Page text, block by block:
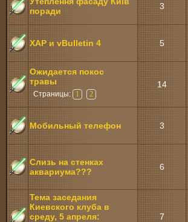
поради
3
XAP и vBulletin 4 5
Ожидается покос
травы
Страницы: 1 2
14
Мобильный телефон 3
Слизь на стенках
аквариума???
6
Тема заседания
Киевского клуба в
среду, 5 апреля:
7